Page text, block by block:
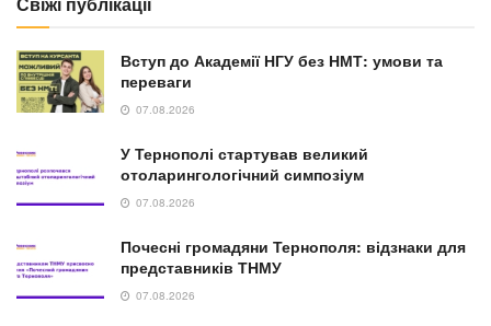
Вступ до Академії НГУ без НМТ: умови та
переваги
07.08.2026
У Тернополі стартував великий
отоларингологічний симпозіум
07.08.2026
Почесні громадяни Тернополя: відзнаки для
представників ТНМУ
07.08.2026